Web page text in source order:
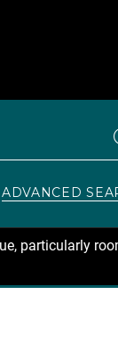
ADVANCED
particularly